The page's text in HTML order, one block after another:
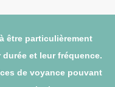
être particulièrement
et leur fréquence.
de voyance pouvant